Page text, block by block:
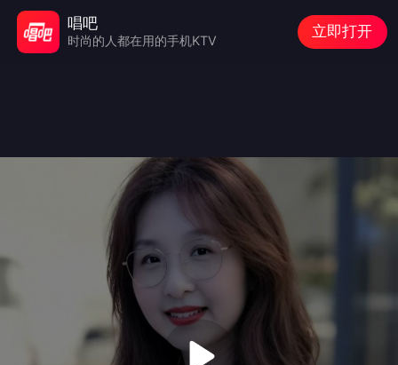
唱吧
时尚的人都在用的手机KTV
立即打开